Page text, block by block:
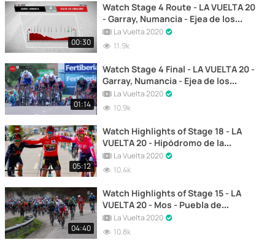
00:30
Watch Stage 4 Route - LA VUELTA 20
- Garray, Numancia - Ejea de los
Caballeros
La Vuelta 2020
11.9k
01:14
Watch Stage 4 Final - LA VUELTA 20 -
Garray, Numancia - Ejea de los
Caballeros
La Vuelta 2020
10.9k
05:12
Watch Highlights of Stage 18 - LA
VUELTA 20 - Hipódromo de la
Zarzuela - Madrid
La Vuelta 2020
10.4k
04:40
Watch Highlights of Stage 15 - LA
VUELTA 20 - Mos - Puebla de
Sanabria
La Vuelta 2020
10.8k